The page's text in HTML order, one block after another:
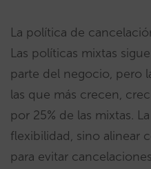
La política de
Las políticas mixtas
parte del negocio, pero
las que más crecen,
por 25% de las mixtas.
flexibilidad, sino alinear
para evitar